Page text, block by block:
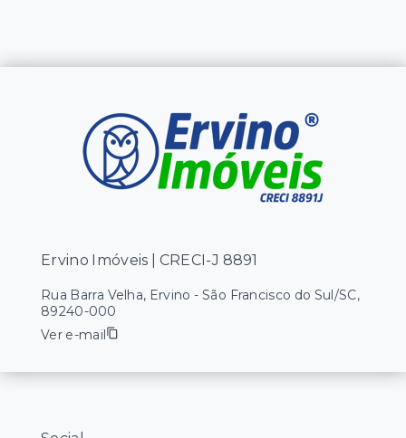
Ervino Imóveis | CRECI-J 8891
Rua Barra Velha, Ervino - São Francisco do Sul/SC,
89240-000
Ver e-mail